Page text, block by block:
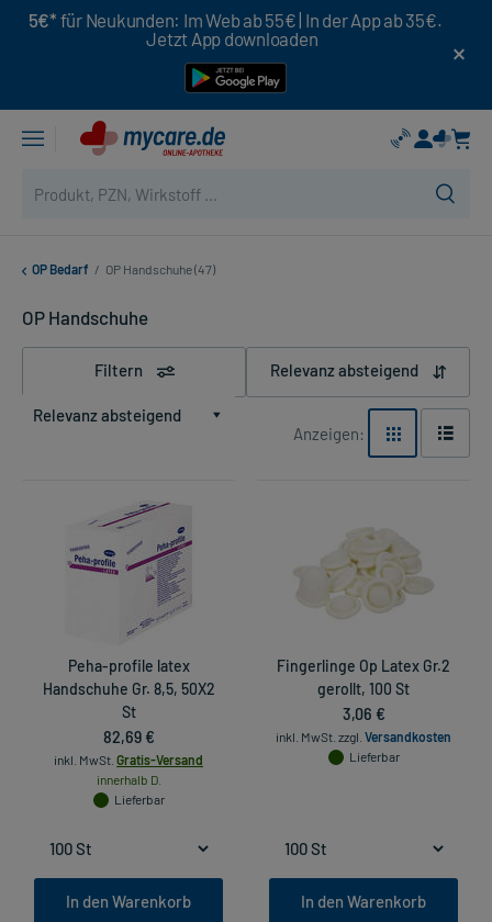
5€* für Neukunden: Im Web ab 55€ | In der App ab 35€.
Jetzt App downloaden
OP Bedarf / OP Handschuhe (47)
OP Handschuhe
Filtern Relevanz absteigend
Relevanz absteigend
Anzeigen:
Peha-profile latex
Handschuhe Gr. 8,5, 50X2
St
82,69 €
inkl. MwSt. Gratis-Versand
innerhalb D.
Lieferbar
In den Warenkorb
Fingerlinge Op Latex Gr.2
gerollt, 100 St
3,06 €
inkl. MwSt. zzgl. Versandkosten
Lieferbar
In den Warenkorb